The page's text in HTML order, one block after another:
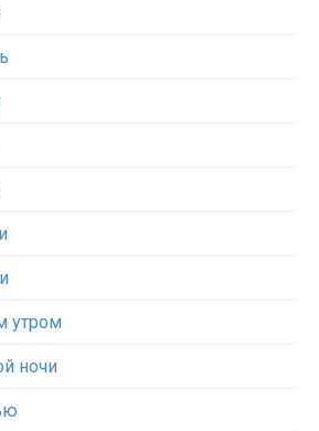
утром
ночи